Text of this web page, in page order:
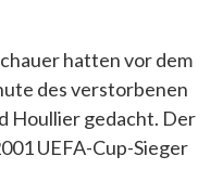
hatten vor dem
des verstorbenen
Houllier gedacht. Der
UEFA-Cup-Sieger